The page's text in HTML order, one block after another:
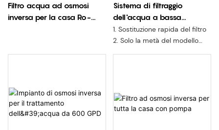
Filtro acqua ad osmosi
inversa per la casa Ro-
Sistema di filtraggio
dell'acqua a bassa
pressione per tutta la casa
RO-200GPD
1. Sostituzione rapida del filtro
2. Solo la metà del modello
parete e freestanding
Adatto per: sottolavello di